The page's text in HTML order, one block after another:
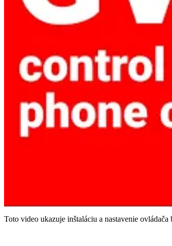
Toto video ukazuje inštaláciu a nastavenie